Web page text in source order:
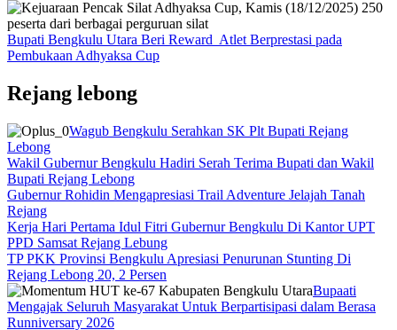
Bupati Bengkulu Utara Beri Reward Atlet Berprestasi pada
Pembukaan Adhyaksa Cup
Rejang lebong
Wagub Bengkulu Serahkan SK Plt Bupati Rejang
Lebong
Wakil Gubernur Bengkulu Hadiri Serah Terima Bupati dan Wakil
Bupati Rejang Lebong
Gubernur Rohidin Mengapresiasi Trail Adventure Jelajah Tanah
Rejang
Kerja Hari Pertama Idul Fitri Gubernur Bengkulu Di Kantor UPT
PPD Samsat Rejang Lebung
TP PKK Provinsi Bengkulu Apresiasi Penurunan Stunting Di
Rejang Lebong 20, 2 Persen
Bupaati
Mengajak Seluruh Masyarakat Untuk Berpartisipasi dalam Berasa
Runniversary 2026